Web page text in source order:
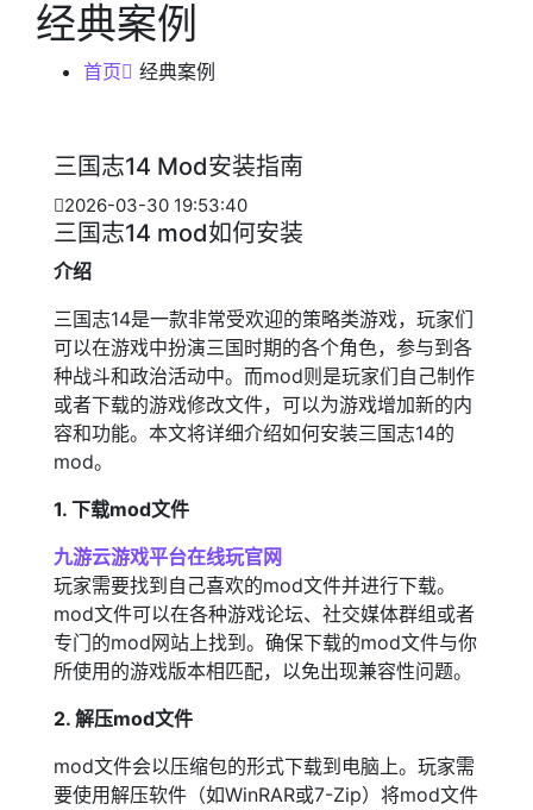
经典案例
首页 经典案例
三国志14 Mod安装指南
2026-03-30 19:53:40
三国志14 mod如何安装
介绍
三国志14是一款非常受欢迎的策略类游戏，玩家们
可以在游戏中扮演三国时期的各个角色，参与到各
种战斗和政治活动中。而mod则是玩家们自己制作
或者下载的游戏修改文件，可以为游戏增加新的内
容和功能。本文将详细介绍如何安装三国志14的
mod。
1. 下载mod文件
九游云游戏平台在线玩官网
玩家需要找到自己喜欢的mod文件并进行下载。
mod文件可以在各种游戏论坛、社交媒体群组或者
专门的mod网站上找到。确保下载的mod文件与你
所使用的游戏版本相匹配，以免出现兼容性问题。
2. 解压mod文件
mod文件会以压缩包的形式下载到电脑上。玩家需
要使用解压软件（如WinRAR或7-Zip）将mod文件